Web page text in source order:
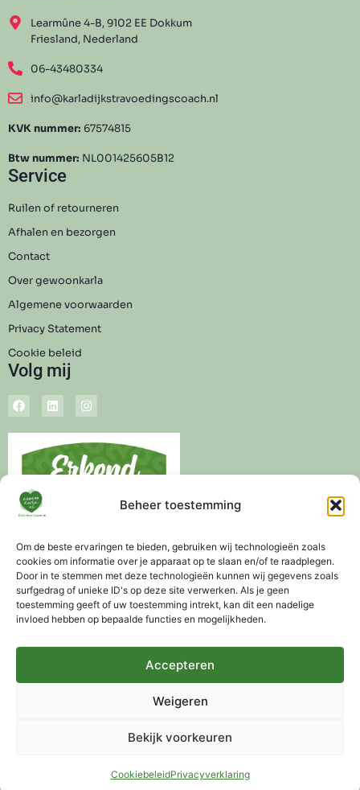
Beheer toestemming
Om de beste ervaringen te bieden, gebruiken wij technologieën zoals
cookies om informatie over je apparaat op te slaan en/of te raadplegen.
Door in te stemmen met deze technologieën kunnen wij gegevens zoals
surfgedrag of unieke ID's op deze site verwerken. Als je geen
toestemming geeft of uw toestemming intrekt, kan dit een nadelige
invloed hebben op bepaalde functies en mogelijkheden.
Accepteren
Weigeren
Bekijk voorkeuren
CookiebeleidPrivacyverklaring
Learmûne 4-B, 9102 EE Dokkum
Friesland, Nederland
06-43480334
info@karladijkstravoedingscoach.nl
KVK nummer: 67574815
Btw nummer: NL001425605B12
Service
Ruilen of retourneren
Afhalen en bezorgen
Contact
Over gewoonkarla
Algemene voorwaarden
Privacy Statement
Cookie beleid
Volg mij
Alle vermelde prijzen zijn inclusief Btw